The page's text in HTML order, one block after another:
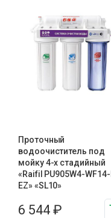
Проточный
водоочиститель под
мойку 4-х стадийный
«Raifil PU905W4-
EZ» «SL10»
6 544 ₽